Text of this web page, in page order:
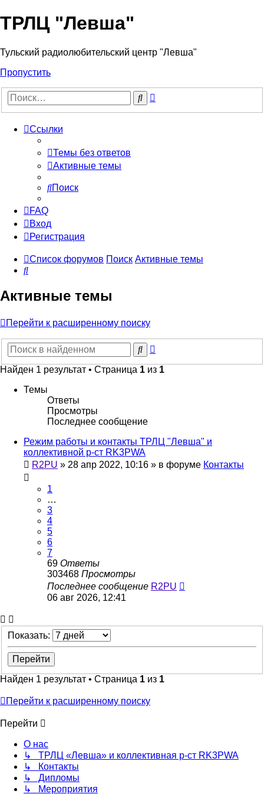
ТРЛЦ "Левша"
Тульский радиолюбительский центр "Левша"
Пропустить
Поиск
Ссылки
Темы без ответов
Активные темы
Поиск
FAQ
Вход
Регистрация
Список форумов Поиск Активные темы
Поиск
Активные темы
Перейти к расширенному поиску
Поиск
Найден 1 результат • Страница 1 из 1
Темы
Ответы
Просмотры
Последнее сообщение
Режим работы и контакты ТРЛЦ "Левша" и
коллективной р-ст RK3PWA
R2PU » 28 апр 2022, 10:16 » в форуме Контакты
1
…
3
4
5
6
7
69 Ответы
303468 Просмотры
Последнее сообщение R2PU
06 авг 2026, 12:41
Показать:
Найден 1 результат • Страница 1 из 1
Перейти к расширенному поиску
Перейти
О нас
↳ ТРЛЦ «Левша» и коллективная р-ст RK3PWA
↳ Контакты
↳ Дипломы
↳ Мероприятия